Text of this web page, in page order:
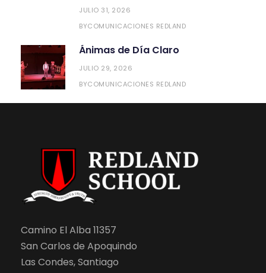
JULIO 31, 2026
BYCOMUNICACIONES REDLAND
Ánimas de Día Claro
JULIO 29, 2026
BYCOMUNICACIONES REDLAND
Camino El Alba 11357
San Carlos de Apoquindo
Las Condes, Santiago